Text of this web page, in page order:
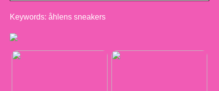
Keywords: åhlens sneakers